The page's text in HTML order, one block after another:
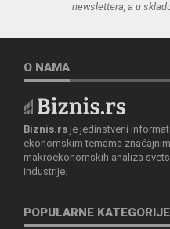
newslettera, a u
O NAMA
Biznis.rs je jedinstveni
ekonomskim temama
makroekonomskih analiza
industrije.
POPULARNE KATEGORIJE